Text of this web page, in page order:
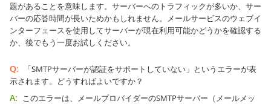
題があることを意味します。サーバーへのトラフィックが多いか、サー
バーの応答時間が長いためかもしれません。メールサービスのウェブイ
ンターフェースを使用してサーバーが現在利用可能かどうかを確認する
か、後でもう一度お試しください。
Q:
「SMTPサーバーが認証をサポートしていない」というエラーが表
示されます。どうすればよいですか？
A: このエラーは、メールプロバイダーのSMTPサーバー（メールメッ